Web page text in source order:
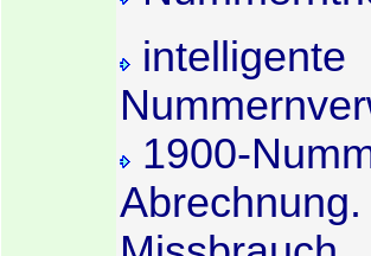
intelligente
1900-
Abrechnung.